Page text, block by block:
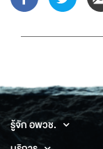
รู้จัก อพวช.